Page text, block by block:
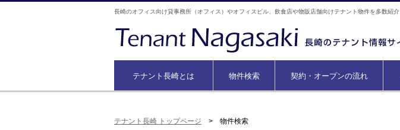
長崎のオフィス向け貸事務所（オフィス）やオフィスビル、飲食店や物販店舗向けテナント物件を多数紹介
テナント長崎とは 物件検索 契約・オープンの流れ
テナント長崎 トップページ > 物件検索